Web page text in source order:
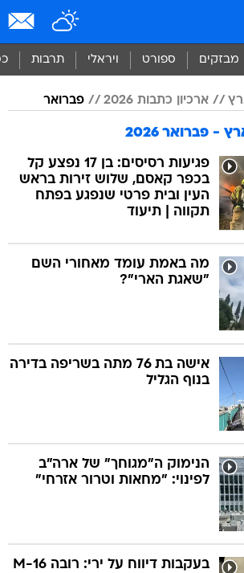
מבזקים ספורט ויראלי תרבות
ארכיון כתבות 2026 פברואר
- פברואר 2026
פגיעות רסיסים: בן 17 נפצע קל
בכפר קאסם, שלוש זירות בראש
העין ובית פרטי שנפגע בפתח
תקווה | תיעוד
מה באמת עומד מאחורי השם
"שאגת הארי"?
אישה בת 76 מתה בשריפה בדירה
בנוף הגליל
הנימוק ה"מגוחך" של ארה"ב
לפינוי: "מחאות וטרור אזרחי"
בעקבות דיווח על ירי: רובה M-16